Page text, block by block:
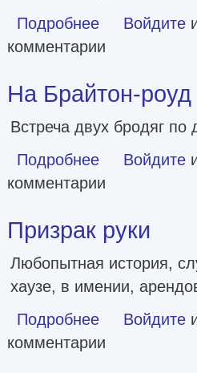
Подробнее о Писатель [W. S. ru]
Войдите
комментарии
На Брайтон-роуд
Встреча двух бродяг по
Подробнее о На Брайтон-роуд
Войдите
комментарии
Призрак руки
Любопытная история,
хаузе, в имении,
Подробнее о Призрак руки
Войдите
комментарии